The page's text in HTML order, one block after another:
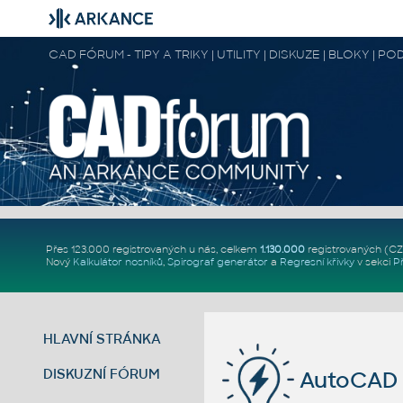
CAD FÓRUM - TIPY A TRIKY | UTILITY | DISKUZE | BLOKY |
Přes 123.000 registrovaných u nás, celkem 1.130.000registrovaných
Nový Kalkulátor nosníků, Spirograf generátor a Regresní křivkyv sekci
HLAVNÍ STRÁNKA
DISKUZNÍ FÓRUM AutoCAD